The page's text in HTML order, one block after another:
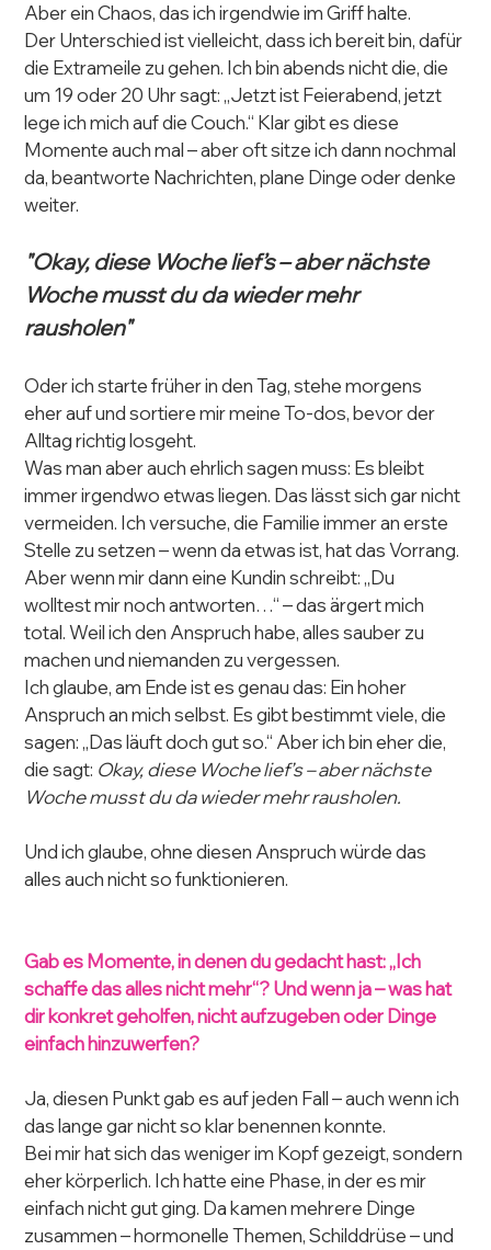
Aber ein Chaos, das ich irgendwie im Griff halte.
Der Unterschied ist vielleicht, dass ich bereit bin, dafür
die Extrameile zu gehen. Ich bin abends nicht die, die
um 19 oder 20 Uhr sagt: „Jetzt ist Feierabend, jetzt
lege ich mich auf die Couch.“ Klar gibt es diese
Momente auch mal – aber oft sitze ich dann nochmal
da, beantworte Nachrichten, plane Dinge oder denke
weiter.
"Okay, diese Woche lief’s – aber nächste
Woche musst du da wieder mehr
rausholen"
Oder ich starte früher in den Tag, stehe morgens
eher auf und sortiere mir meine To-dos, bevor der
Alltag richtig losgeht.
Was man aber auch ehrlich sagen muss: Es bleibt
immer irgendwo etwas liegen. Das lässt sich gar nicht
vermeiden. Ich versuche, die Familie immer an erste
Stelle zu setzen – wenn da etwas ist, hat das Vorrang.
Aber wenn mir dann eine Kundin schreibt: „Du
wolltest mir noch antworten…“ – das ärgert mich
total. Weil ich den Anspruch habe, alles sauber zu
machen und niemanden zu vergessen.
Ich glaube, am Ende ist es genau das: Ein hoher
Anspruch an mich selbst. Es gibt bestimmt viele, die
sagen: „Das läuft doch gut so.“ Aber ich bin eher die,
die sagt: Okay, diese Woche lief’s – aber nächste
Woche musst du da wieder mehr rausholen.
Und ich glaube, ohne diesen Anspruch würde das
alles auch nicht so funktionieren.
Gab es Momente, in denen du gedacht hast: „Ich
schaffe das alles nicht mehr“? Und wenn ja – was hat
dir konkret geholfen, nicht aufzugeben oder Dinge
einfach hinzuwerfen?
Ja, diesen Punkt gab es auf jeden Fall – auch wenn ich
das lange gar nicht so klar benennen konnte.
Bei mir hat sich das weniger im Kopf gezeigt, sondern
eher körperlich. Ich hatte eine Phase, in der es mir
einfach nicht gut ging. Da kamen mehrere Dinge
zusammen – hormonelle Themen, Schilddrüse – und